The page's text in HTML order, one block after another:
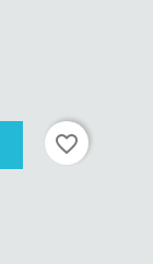
favorite_border